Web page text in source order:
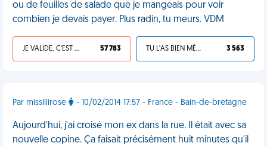
ou de feuilles de salade que je mangeais pour voir
combien je devais payer. Plus radin, tu meurs. VDM
JE VALIDE, C'EST UNE VDM 57 783 TU L'AS BIEN MÉRITÉ 3 563
Par misslilirose - 10/02/2014 17:57 - France - Bain-de-bretagne
Aujourd'hui, j'ai croisé mon ex dans la rue. Il était avec sa
nouvelle copine. Ça faisait précisément huit minutes qu'il